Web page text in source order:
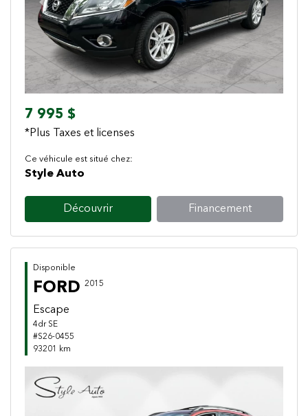
Previous Next
7 995 $
*Plus Taxes et licenses
Ce véhicule est situé chez:
Style Auto
Découvrir Financement
Disponible
FORD 2015
Escape
4dr SE
#S26-0455
93201 km